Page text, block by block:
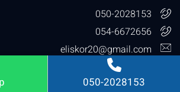
050-2028153
054-6672656
eliskor20@gmail.com
050-2028153